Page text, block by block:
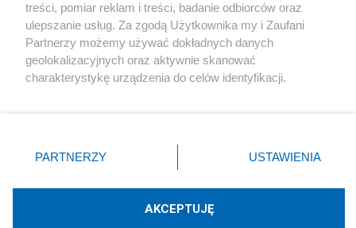
X Facebook Instagram Youtube
treści, pomiar reklam i treści, badanie odbiorców oraz
ulepszanie usług. Za zgodą Użytkownika my i Zaufani
Partnerzy możemy używać dokładnych danych
geolokalizacyjnych oraz aktywnie skanować
charakterystykę urządzenia do celów identyfikacji.
zmienić/wycofać klikając przycisk ustawień prywatności
znajdujący się w lewym dolnym rogu strony
rodzaje przetwarzania danych nie wymagają zgody
użytkownika, ale masz prawo sprzeciwić się takiemu
PARTNERZY USTAWIENIA
AKCEPTUJĘ